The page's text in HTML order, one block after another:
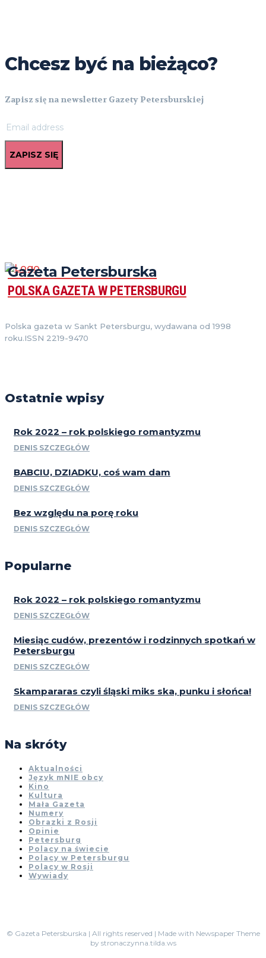
Chcesz być na bieżąco?
Zapisz się na newsletter Gazety Petersburskiej
ZAPISZ SIĘ
Gazeta Petersburska
POLSKA GAZETA W PETERSBURGU
Polska gazeta w Sankt Petersburgu, wydawana od 1998
roku.ISSN 2219-9470
Ostatnie wpisy
Rok 2022 – rok polskiego romantyzmu
DENIS SZCZEGŁÓW
BABCIU, DZIADKU, coś wam dam
DENIS SZCZEGŁÓW
Bez względu na porę roku
DENIS SZCZEGŁÓW
Popularne
Rok 2022 – rok polskiego romantyzmu
DENIS SZCZEGŁÓW
Miesiąc cudów, prezentów i rodzinnych spotkań w
Petersburgu
DENIS SZCZEGŁÓW
Skampararas czyli śląski miks ska, punku i słońca!
DENIS SZCZEGŁÓW
Na skróty
Aktualności
Język mNIE obcy
Kino
Kultura
Mała Gazeta
Numery
Obrazki z Rosji
Opinie
Petersburg
Polacy na świecie
Polacy w Petersburgu
Polacy w Rosji
Wywiady
© Gazeta Petersburska | All rights reserved | Made with Newspaper Theme
by stronaczynna.tilda.ws